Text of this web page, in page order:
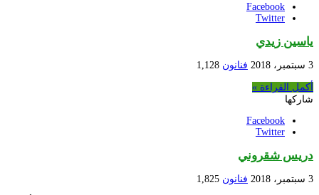
Facebook
Twitter
ياسين زيدي
3 سبتمبر، 2018 فنانون 1,128
أكمل القراءة »
شاركها
Facebook
Twitter
دريس شقروني
3 سبتمبر، 2018 فنانون 1,825